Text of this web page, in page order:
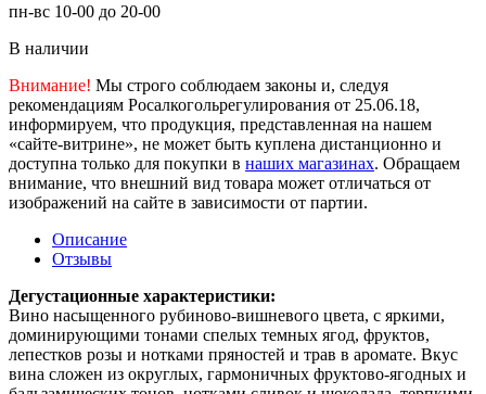
пн-вс 10-00 до 20-00
В наличии
Внимание! Мы строго соблюдаем законы и, следуя
рекомендациям Росалкогольрегулирования от 25.06.18,
информируем, что продукция, представленная на нашем
«сайте-витрине», не может быть куплена дистанционно и
доступна только для покупки в наших магазинах. Обращаем
внимание, что внешний вид товара может отличаться от
изображений на сайте в зависимости от партии.
Описание
Отзывы
Дегустационные характеристики:
Вино насыщенного рубиново-вишневого цвета, с яркими,
доминирующими тонами спелых темных ягод, фруктов,
лепестков розы и нотками пряностей и трав в аромате. Вкус
вина сложен из округлых, гармоничных фруктово-ягодных и